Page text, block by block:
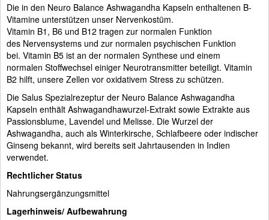
Die in den Neuro Balance Ashwagandha Kapseln enthaltenen B-
Vitamine unterstützen unser Nervenkostüm.
Vitamin B1, B6 und B12 tragen zur normalen Funktion
des Nervensystems und zur normalen psychischen Funktion
bei. Vitamin B5 ist an der normalen Synthese und einem
normalen Stoffwechsel einiger Neurotransmitter beteiligt. Vitamin
B2 hilft, unsere Zellen vor oxidativem Stress zu schützen.
Die Salus Spezialrezeptur der Neuro Balance Ashwagandha
Kapseln enthält Ashwagandhawurzel-Extrakt sowie Extrakte aus
Passionsblume, Lavendel und Melisse. Die Wurzel der
Ashwagandha, auch als Winterkirsche, Schlafbeere oder indischer
Ginseng bekannt, wird bereits seit Jahrtausenden in Indien
verwendet.
Rechtlicher Status
Nahrungsergänzungsmittel
Lagerhinweis/ Aufbewahrung